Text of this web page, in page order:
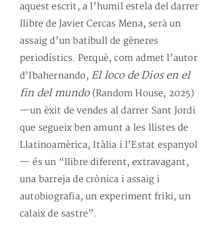
aquest escrit, a l’humil estela del darrer
llibre de Javier Cercas Mena, serà un
assaig d’un batibull de gèneres
periodístics. Perquè, com admet l’autor
d’Ibahernando, El loco de Dios en el
fin del mundo(Random House, 2025)
—un èxit de vendes al darrer Sant Jordi
que segueix ben amunt a les llistes de
Llatinoamèrica, Itàlia i l’Estat espanyol
— és un “llibre diferent, extravagant,
una barreja de crònica i assaig i
autobiografia, un experiment friki, un
calaix de sastre”.